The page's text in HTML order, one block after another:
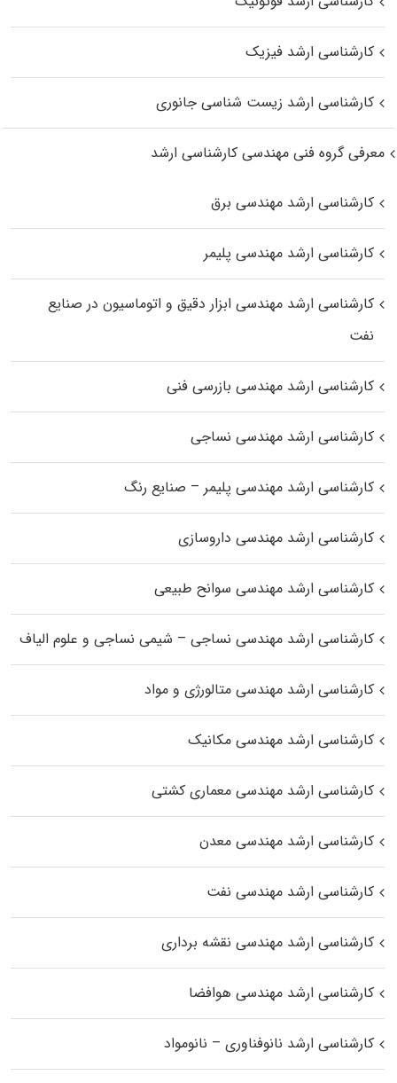
کارشناسی ارشد فیزیک
کارشناسی ارشد زیست‌ شناسی جانوری
معرفی گروه فنی مهندسی کارشناسی ارشد
کارشناسی ارشد مهندسی برق
کارشناسی ارشد مهندسی پلیمر
کارشناسی ارشد مهندسی ابزار دقیق و اتوماسیون در صنایع
نفت
کارشناسی ارشد مهندسی بازرسی فنی
کارشناسی ارشد مهندسی نساجی
کارشناسی ارشد مهندسی پلیمر – صنایع رنگ
کارشناسی ارشد مهندسی داروسازی
کارشناسی ارشد مهندسی سوانح طبیعی
کارشناسی ارشد مهندسی نساجی – شیمی نساجی و علوم الیاف
کارشناسی ارشد مهندسی متالورژی و مواد
کارشناسی ارشد مهندسی مکانیک
کارشناسی ارشد مهندسی معماری کشتی
کارشناسی ارشد مهندسی معدن
کارشناسی ارشد مهندسی نفت
کارشناسی ارشد مهندسی نقشه برداری
کارشناسی ارشد مهندسی هوافضا
کارشناسی ارشد نانوفناوری – نانومواد